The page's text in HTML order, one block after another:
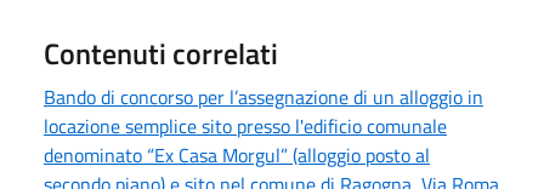
Contenuti correlati
Bando di concorso per l’assegnazione di un alloggio in
locazione semplice sito presso l'edificio comunale
denominato “Ex Casa Morgul” (alloggio posto al